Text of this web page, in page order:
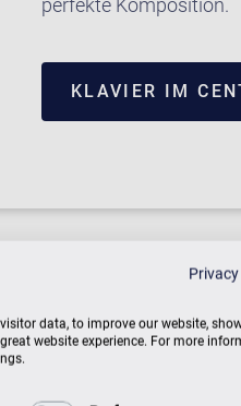
perfekte Komposition.
KLAVIER IM
data, to improve our website,
website experience. For more